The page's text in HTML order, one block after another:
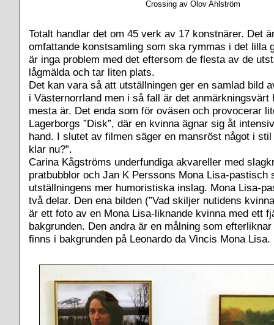
Crossing av Olov Ahlström
Totalt handlar det om 45 verk av 17 konstnärer. Det
omfattande konstsamling som ska rymmas i det lilla
är inga problem med det eftersom de flesta av de
lågmälda och tar liten plats.
Det kan vara så att utställningen ger en samlad bild
i Västernorrland men i så fall är det anmärkningsvärt
mesta är. Det enda som för oväsen och provocerar
Lagerborgs ”Disk”, där en kvinna ägnar sig åt
hand. I slutet av filmen säger en mansröst något i stil
klar nu?”.
Carina Kågströms underfundiga akvareller med
pratbubblor och Jan K Perssons Mona Lisa-pastisch
utställningens mer humoristiska inslag. Mona Lisa-
två delar. Den ena bilden (”Vad skiljer nutidens
är ett foto av en Mona Lisa-liknande kvinna med ett
bakgrunden. Den andra är en målning som
finns i bakgrunden på Leonardo da Vincis Mona Lisa.